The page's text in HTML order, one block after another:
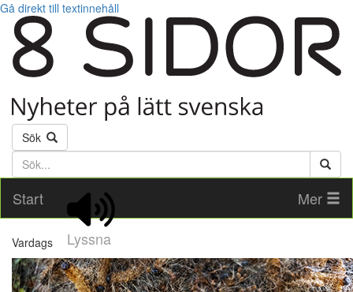
Gå direkt till textinnehåll
Sök
Söktext
Start
Lyssna
Mer
Vardags